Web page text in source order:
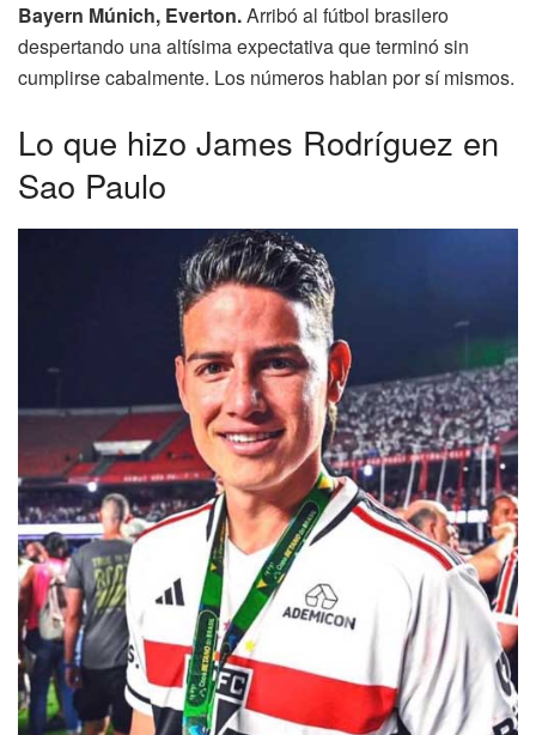
Bayern Múnich, Everton.Arribó al fútbol brasilero
despertando una altísima expectativa que terminó sin
cumplirse cabalmente. Los números hablan por sí mismos.
Lo que hizo James Rodríguez en
Sao Paulo